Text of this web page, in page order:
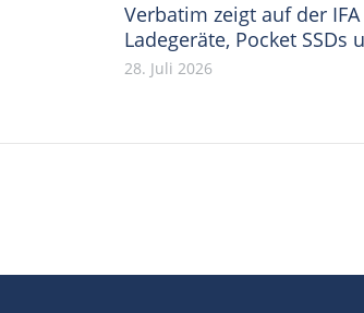
Verbatim zeigt auf der
Ladegeräte, Pocket SSDs
28. Juli 2026